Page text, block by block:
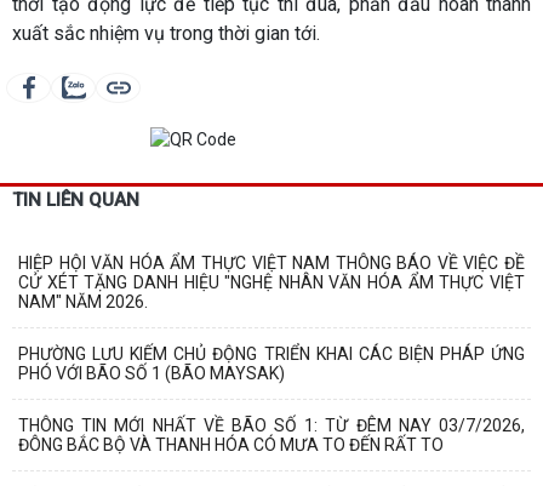
xuất sắc nhiệm vụ trong thời gian tới.
TIN LIÊN QUAN
HIỆP HỘI VĂN HÓA ẨM THỰC VIỆT NAM THÔNG BÁO VỀ VIỆC ĐỀ
CỬ XÉT TẶNG DANH HIỆU "NGHỆ NHÂN VĂN HÓA ẨM THỰC VIỆT
NAM" NĂM 2026.
PHƯỜNG LƯU KIẾM CHỦ ĐỘNG TRIỂN KHAI CÁC BIỆN PHÁP ỨNG
PHÓ VỚI BÃO SỐ 1 (BÃO MAYSAK)
THÔNG TIN MỚI NHẤT VỀ BÃO SỐ 1: TỪ ĐÊM NAY 03/7/2026,
ĐÔNG BẮC BỘ VÀ THANH HÓA CÓ MƯA TO ĐẾN RẤT TO